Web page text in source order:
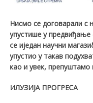
Нисмо се договарали с
упустише у предвиђање
се иједан научни
упустио у такав
као и увек,
ИЛУЗИЈА ПРОГРЕСА